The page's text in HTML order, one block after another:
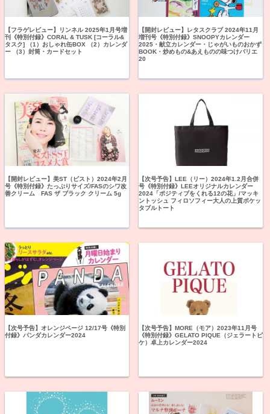
【フラゲレビュー】リンネル 2025年1月号増
刊《特別付録》CORAL & TUSK [コーラル&
タスク] （1）おしゃれ缶BOX （2）カレンダ
ー （3）封筒・カードセット
【開封レビュー】レタスクラブ 2024年11月
増刊号《特別付録》SNOOPYカレンダー
2025・献立カレンダー・じゃがいものおかず
BOOK・炒めもの&あえものの味つけバリエ
20
【開封レビュー】美ST（ビスト）2024年2月
号《特別付録》たっぷりサイズ/FASのシワ改
善クリーム FAS ザ ブラック クリーム 5g
【次号予告】LEE（リー）2024年1.2月合併
号《特別付録》LEEオリジナルカレンダー
2024「ポジティブをくれる12の花」/マッキ
ントッシュ フィロソフィー大人の上質ポケッ
タブルトート
【次号予告】オレンジページ 12/17号《特別
付録》パンダカレンダー2024
【次号予告】MORE（モア）2023年11月号
《特別付録》GELATO PIQUE（ジェラートピ
ケ）卓上カレンダー2024